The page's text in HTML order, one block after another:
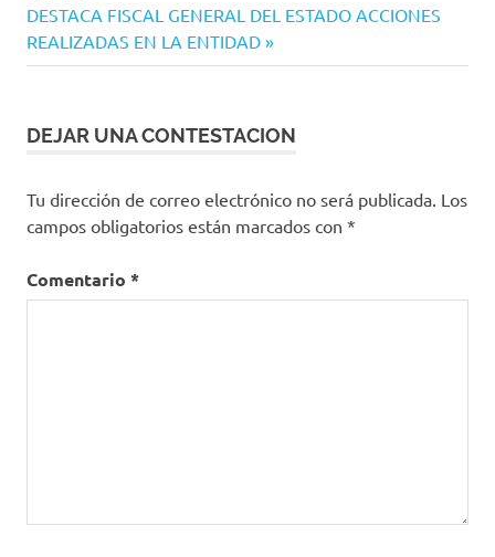
entradas
Siguiente
entrada:
DESTACA FISCAL GENERAL DEL ESTADO ACCIONES
REALIZADAS EN LA ENTIDAD
DEJAR UNA CONTESTACION
Tu dirección de correo electrónico no será publicada. Los
campos obligatorios están marcados con *
Comentario *